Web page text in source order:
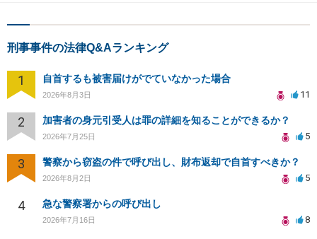
刑事事件の法律Q&Aランキング
1 自首するも被害届けがでていなかった場合
2026年8月3日 11
2 加害者の身元引受人は罪の詳細を知ることができるか？
2026年7月25日 5
3 警察から窃盗の件で呼び出し、財布返却で自首すべきか？
2026年8月2日 5
4 急な警察署からの呼び出し
2026年7月16日 8